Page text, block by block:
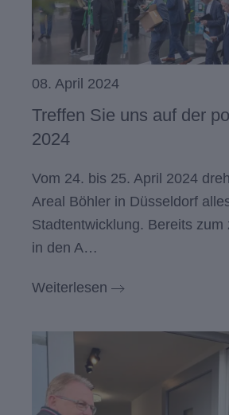
08. April 2024
Treffen Sie uns auf der
2024
Vom 24. bis 25. April 2024
Areal Böhler in Düsseldorf
Stadtentwicklung. Bereits
in den A…
Weiterlesen